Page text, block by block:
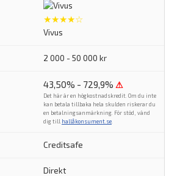
★★★★☆
Vivus
2 000 - 50 000 kr
43,50% - 729,9% ⚠
Det här är en högkostnadskredit. Om du inte
kan betala tillbaka hela skulden riskerar du
en betalningsanmärkning. För stöd, vänd
dig till hallåkonsument.se
Creditsafe
Direkt